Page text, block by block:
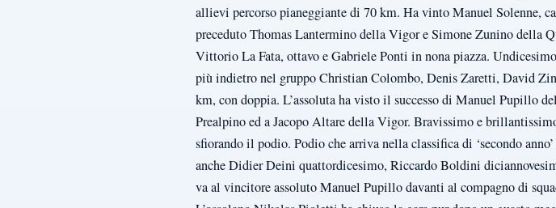
allievi percorso pianeggiante di 70 km. Ha vinto Manuel Solenne,
preceduto Thomas Lantermino della Vigor e Simone Zunino della
Vittorio La Fata, ottavo e Gabriele Ponti in nona piazza.
più indietro nel gruppo Christian Colombo, Denis Zaretti, David
km, con doppia. L’assoluta ha visto il successo di Manuel Pupillo
Prealpino ed a Jacopo Altare della Vigor. Bravissimo e
sfiorando il podio. Podio che arriva nella classifica di ‘secondo
anche Didier Deini quattordicesimo, Riccardo Boldini
va al vincitore assoluto Manuel Pupillo davanti al compagno di